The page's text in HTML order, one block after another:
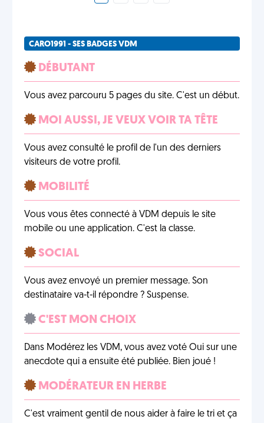
CARO1991 - SES BADGES VDM
DÉBUTANT
Vous avez parcouru 5 pages du site. C'est un début.
MOI AUSSI, JE VEUX VOIR TA TÊTE
Vous avez consulté le profil de l'un des derniers
visiteurs de votre profil.
MOBILITÉ
Vous vous êtes connecté à VDM depuis le site
mobile ou une application. C'est la classe.
SOCIAL
Vous avez envoyé un premier message. Son
destinataire va-t-il répondre ? Suspense.
C'EST MON CHOIX
Dans Modérez les VDM, vous avez voté Oui sur une
anecdote qui a ensuite été publiée. Bien joué !
MODÉRATEUR EN HERBE
C'est vraiment gentil de nous aider à faire le tri et ça